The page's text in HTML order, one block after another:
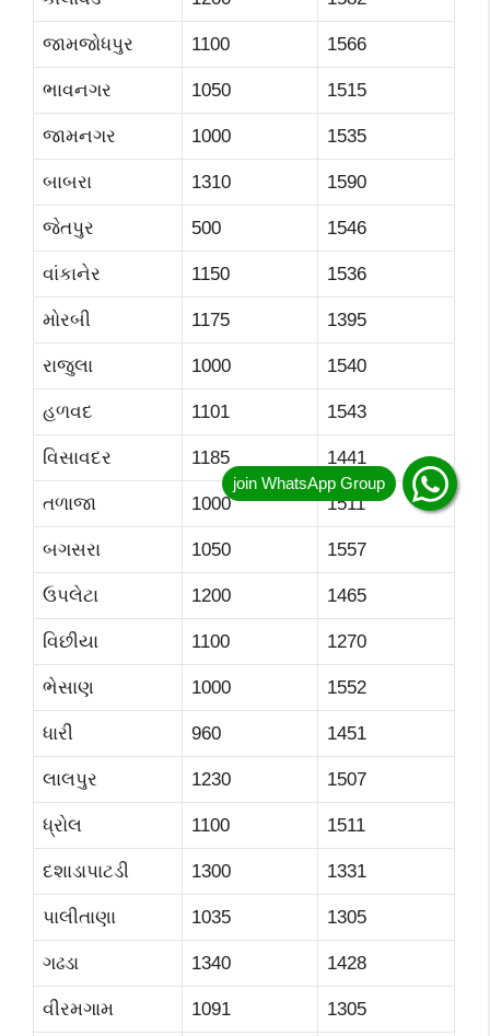
જામજોધપુર 1100 1566
ભાવનગર 1050 1515
જામનગર 1000 1535
બાબરા 1310 1590
જેતપુર 500 1546
વાંકાનેર 1150 1536
મોરબી 1175 1395
રાજુલા 1000 1540
હળવદ 1101 1543
વિસાવદર 1185 1441
તળાજા 1000 1511
બગસરા 1050 1557
ઉપલેટા 1200 1465
વિછીયા 1100 1270
ભેસાણ 1000 1552
ધારી 960 1451
લાલપુર 1230 1507
ધ્રોલ 1100 1511
દશાડાપાટડી 1300 1331
પાલીતાણા 1035 1305
ગઢડા 1340 1428
વીરમગામ 1091 1305